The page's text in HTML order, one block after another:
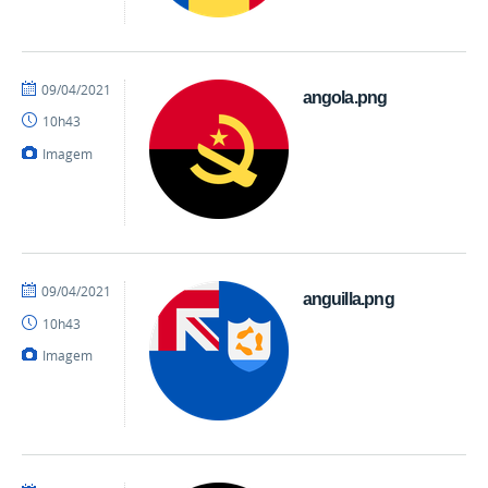
angola.png
por
publicado
09/04/2021
10h43
Imagem
anguilla.png
por
publicado
09/04/2021
10h43
Imagem